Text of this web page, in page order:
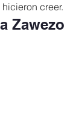
creer.
Zawezo